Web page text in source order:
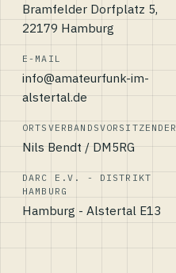
Bramfelder Dorfplatz 5,
22179 Hamburg
E-MAIL
info@amateurfunk-im-
alstertal.de
ORTSVERBANDSVORSITZENDER
Nils Bendt / DM5RG
DARC E.V. - DISTRIKT
HAMBURG
Hamburg - Alstertal E13